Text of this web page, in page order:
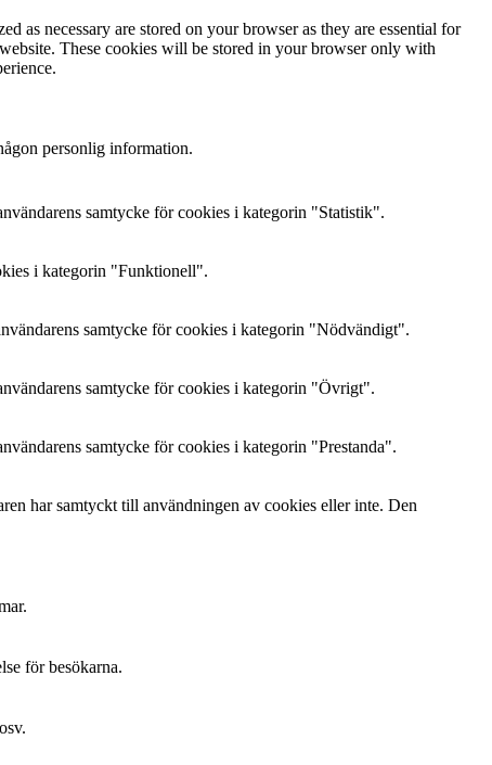
as necessary are stored on your browser as they are essential for
These cookies will be stored in your browser only with
personlig information.
samtycke för cookies i kategorin "Statistik".
i kategorin "Funktionell".
samtycke för cookies i kategorin "Nödvändigt".
samtycke för cookies i kategorin "Övrigt".
samtycke för cookies i kategorin "Prestanda".
har samtyckt till användningen av cookies eller inte. Den
för besökarna.